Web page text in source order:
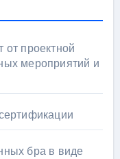
от проектной
мероприятий и
бра в виде